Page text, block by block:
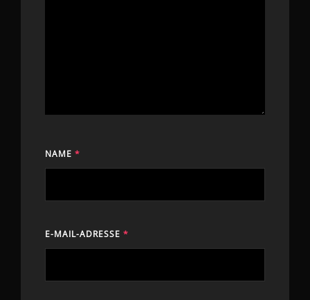
NAME *
E-MAIL-ADRESSE *